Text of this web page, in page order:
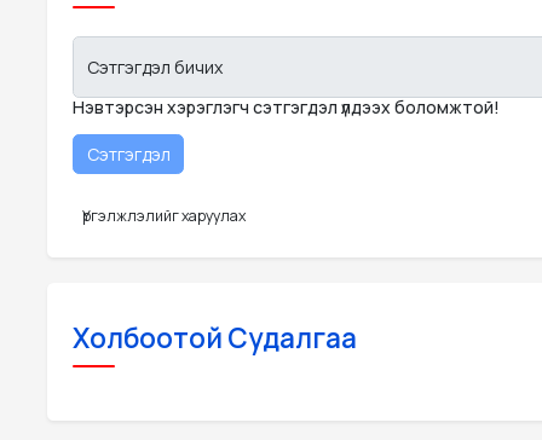
Сэтгэгдэл бичих
Нэвтэрсэн хэрэглэгч сэтгэгдэл үлдээх боломжтой!
Үргэлжлэлийг харуулах
Холбоотой Судалгаа